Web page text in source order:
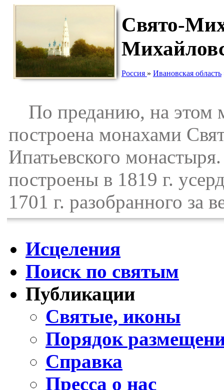
Свято-
Россия » Ивановская область
По преданию, на этом
построена монахами
Ипатьевского
построены в 1819 г.
1701 г. разобранного за
Исцеления
Поиск по святым
Публикации
Святые, иконы
Порядок
Справка
Пресса о нас